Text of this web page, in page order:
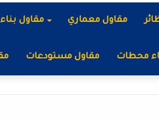
مقاول بناء مقاول معماري
مقاول مستودعات محطات